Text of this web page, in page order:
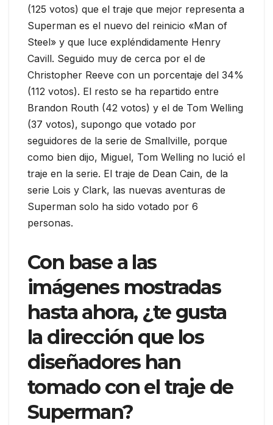
(125 votos) que el traje que mejor representa a
Superman es el nuevo del reinicio «Man of
Steel» y que luce expléndidamente Henry
Cavill. Seguido muy de cerca por el de
Christopher Reeve con un porcentaje del 34%
(112 votos). El resto se ha repartido entre
Brandon Routh (42 votos) y el de Tom Welling
(37 votos), supongo que votado por
seguidores de la serie de Smallville, porque
como bien dijo, Miguel, Tom Welling no lució el
traje en la serie. El traje de Dean Cain, de la
serie Lois y Clark, las nuevas aventuras de
Superman solo ha sido votado por 6
personas.
Con base a las
imágenes mostradas
hasta ahora, ¿te gusta
la dirección que los
diseñadores han
tomado con el traje de
Superman?